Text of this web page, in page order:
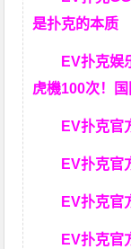
是扑克的本质
EV扑克娱
虎機100次！国
EV扑克官
EV扑克官
EV扑克官
EV扑克官